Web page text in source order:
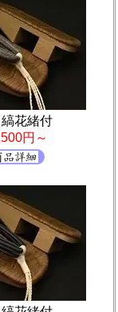
花緒付
円～